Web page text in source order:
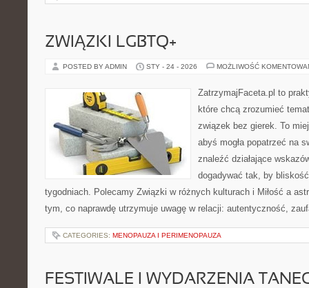
ZWIĄZKI LGBTQ+
POSTED BY ADMIN STY - 24 - 2026 MOŻLIWOŚĆ
ZatrzymajFaceta.pl to
które chcą zrozumieć
związek bez gierek. To
abyś mogła popatrzeć na
znaleźć działające
dogadywać tak, by
tygodniach. Polecamy Związki w różnych kulturach i Miłość a
tym, co naprawdę utrzymuje uwagę w relacji: autentyczność,
CATEGORIES: MENOPAUZA I PERIMENOPAUZA
FESTIWALE I WYDARZENIA